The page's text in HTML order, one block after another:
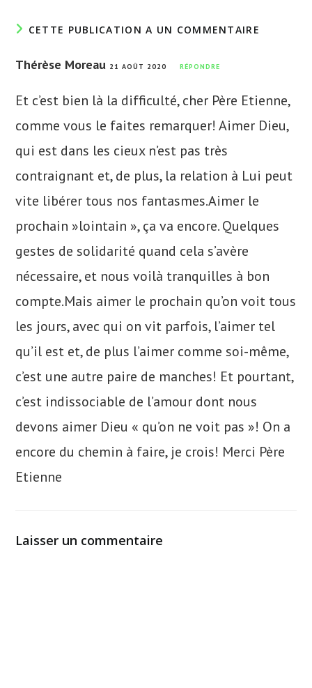
CETTE PUBLICATION A UN COMMENTAIRE
Thérèse Moreau 21 AOÛT 2020 RÉPONDRE
Et c’est bien là la difficulté, cher Père Etienne,
comme vous le faites remarquer! Aimer Dieu,
qui est dans les cieux n’est pas très
contraignant et, de plus, la relation à Lui peut
vite libérer tous nos fantasmes.Aimer le
prochain »lointain », ça va encore. Quelques
gestes de solidarité quand cela s’avère
nécessaire, et nous voilà tranquilles à bon
compte.Mais aimer le prochain qu’on voit tous
les jours, avec qui on vit parfois, l’aimer tel
qu’il est et, de plus l’aimer comme soi-même,
c’est une autre paire de manches! Et pourtant,
c’est indissociable de l’amour dont nous
devons aimer Dieu « qu’on ne voit pas »! On a
encore du chemin à faire, je crois! Merci Père
Etienne
Laisser un commentaire